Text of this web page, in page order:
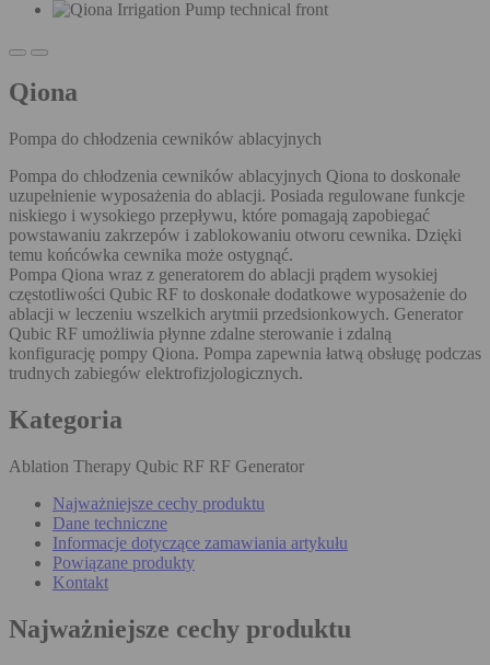
Qiona
Pompa do chłodzenia cewników ablacyjnych
Pompa do chłodzenia cewników ablacyjnych Qiona to doskonałe
uzupełnienie wyposażenia do ablacji. Posiada regulowane funkcje
niskiego i wysokiego przepływu, które pomagają zapobiegać
powstawaniu zakrzepów i zablokowaniu otworu cewnika. Dzięki
temu końcówka cewnika może ostygnąć.
Pompa Qiona wraz z generatorem do ablacji prądem wysokiej
częstotliwości Qubic RF to doskonałe dodatkowe wyposażenie do
ablacji w leczeniu wszelkich arytmii przedsionkowych. Generator
Qubic RF umożliwia płynne zdalne sterowanie i zdalną
konfigurację pompy Qiona. Pompa zapewnia łatwą obsługę podczas
trudnych zabiegów elektrofizjologicznych.
Kategoria
Ablation Therapy Qubic RF RF Generator
Najważniejsze cechy produktu
Dane techniczne
Informacje dotyczące zamawiania artykułu
Powiązane produkty
Kontakt
Najważniejsze cechy produktu